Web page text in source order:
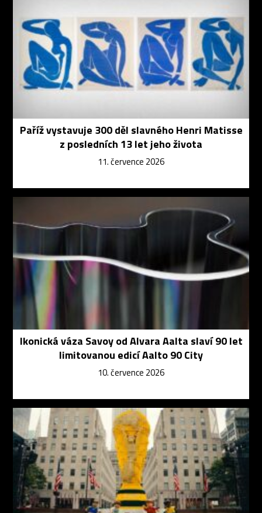
Paříž vystavuje 300 děl slavného Henri Matisse
z posledních 13 let jeho života
11. července 2026
Ikonická váza Savoy od Alvara Aalta slaví 90 let
limitovanou edicí Aalto 90 City
10. července 2026